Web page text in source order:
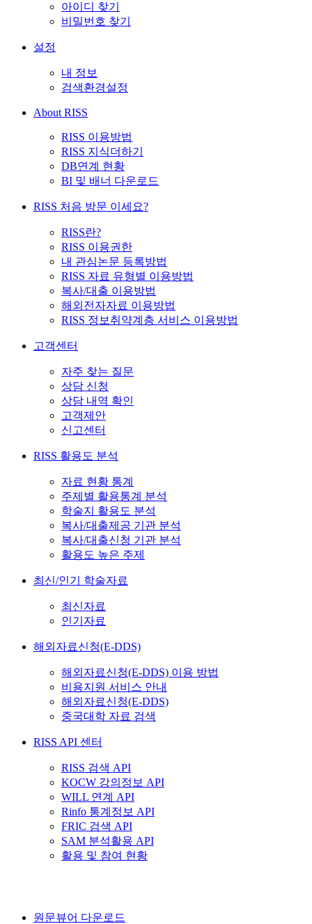
아이디 찾기
비밀번호 찾기
설정
내 정보
검색환경설정
About RISS
RISS 이용방법
RISS 지식더하기
DB연계 현황
BI 및 배너 다운로드
RISS 처음 방문 이세요?
RISS란?
RISS 이용권한
내 관심논문 등록방법
RISS 자료 유형별 이용방법
복사/대출 이용방법
해외전자자료 이용방법
RISS 정보취약계층 서비스 이용방법
고객센터
자주 찾는 질문
상담 신청
상담 내역 확인
고객제안
신고센터
RISS 활용도 분석
자료 현황 통계
주제별 활용통계 분석
학술지 활용도 분석
복사/대출제공 기관 분석
복사/대출신청 기관 분석
활용도 높은 주제
최신/인기 학술자료
최신자료
인기자료
해외자료신청(E-DDS)
해외자료신청(E-DDS) 이용 방법
비용지원 서비스 안내
해외자료신청(E-DDS)
중국대학 자료 검색
RISS API 센터
RISS 검색 API
KOCW 강의정보 API
WILL 연계 API
Rinfo 통계정보 API
FRIC 검색 API
SAM 분석활용 API
활용 및 참여 현황
원문뷰어 다운로드